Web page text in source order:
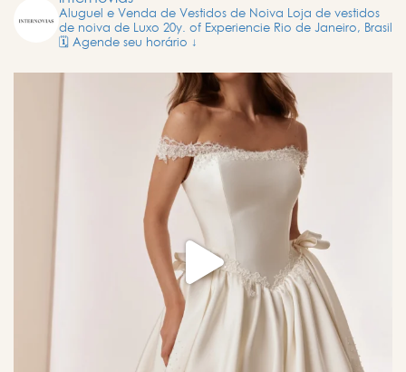
Aluguel e Venda de Vestidos de Noiva Loja de vestidos
de noiva de Luxo 20y. of Experiencie Rio de Janeiro, Brasil
🗓️ Agende seu horário ↓